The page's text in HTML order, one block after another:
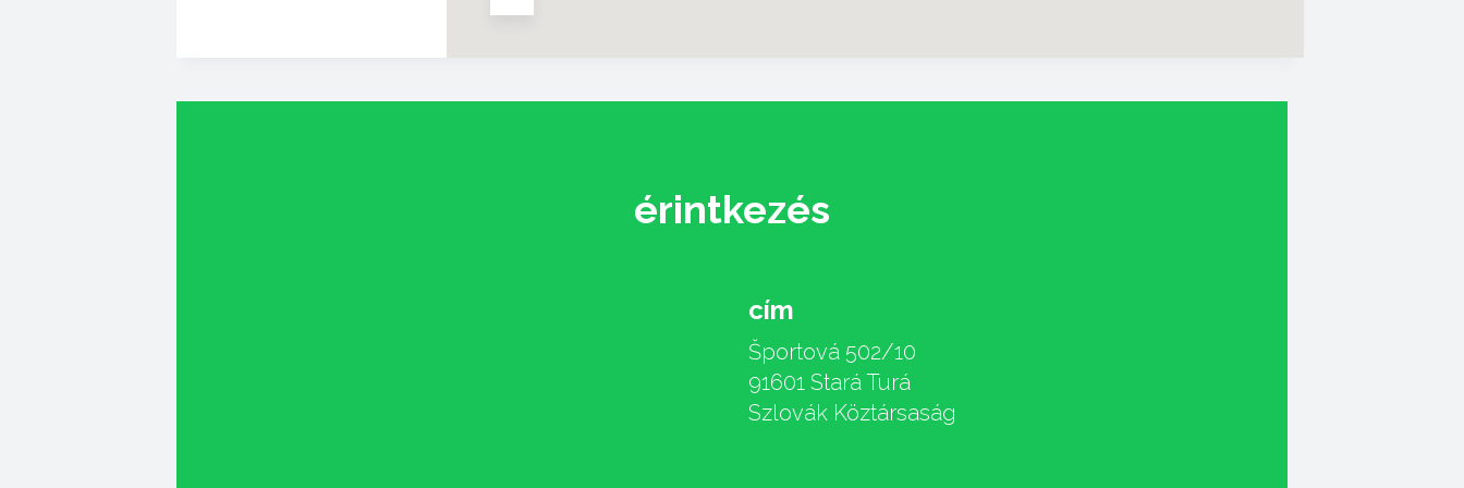
érintkezés
cím
Športová 502/10
91601 Stará Turá
Szlovák Köztársaság